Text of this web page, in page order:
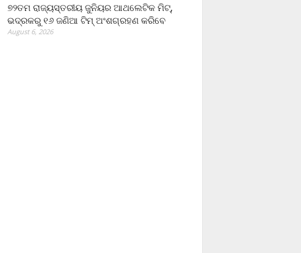
୭୨ତମ ରାଜ୍ୟସ୍ତରୀୟ ଜୁନିୟର ଆଥଲେଟିକ ମିଟ୍‌,
ଭଦ୍ରକରୁ ୧୬ ଜଣିଆ ଟିମ୍ ଅଂଶଗ୍ରହଣ କରିବେ
August 6, 2026